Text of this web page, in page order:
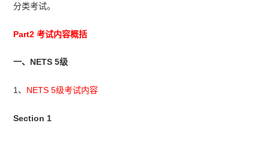
分类考试。
Part2 考试内容概括
一、NETS 5级
1、 NETS 5级考试内容
Section 1